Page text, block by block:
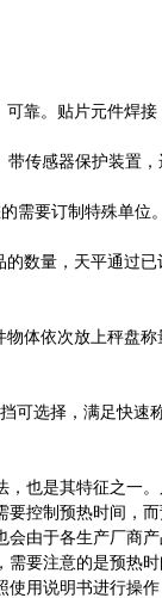
靠。贴片元件焊接
传感器保护装置，
需要订制特殊单位
量，天平通过已
依次放上秤盘称
选择，满足快速
也是其特征之一。
控制预热时间，
由于各生产厂商
要注意的是预热
用说明书进行操